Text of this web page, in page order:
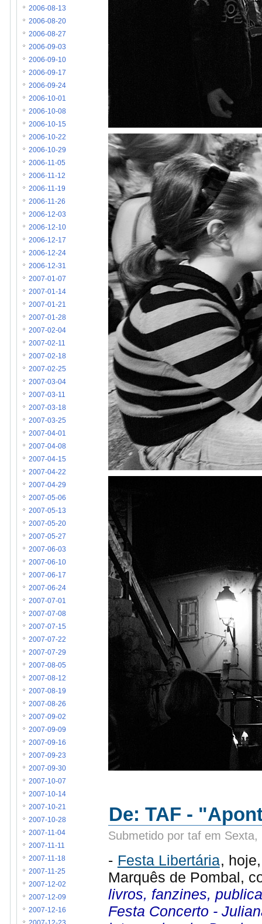
De: TAF -
Submetido por taf em
- Festa Libertária,
Marquês de Pombal,
livros, fanzines,
Festa Concerto -
2006-08-13
2006-08-20
2006-08-27
2006-09-03
2006-09-10
2006-09-17
2006-09-24
2006-10-01
2006-10-08
2006-10-15
2006-10-22
2006-10-29
2006-11-05
2006-11-12
2006-11-19
2006-11-26
2006-12-03
2006-12-10
2006-12-17
2006-12-24
2006-12-31
2007-01-07
2007-01-14
2007-01-21
2007-01-28
2007-02-04
2007-02-11
2007-02-18
2007-02-25
2007-03-04
2007-03-11
2007-03-18
2007-03-25
2007-04-01
2007-04-08
2007-04-15
2007-04-22
2007-04-29
2007-05-06
2007-05-13
2007-05-20
2007-05-27
2007-06-03
2007-06-10
2007-06-17
2007-06-24
2007-07-01
2007-07-08
2007-07-15
2007-07-22
2007-07-29
2007-08-05
2007-08-12
2007-08-19
2007-08-26
2007-09-02
2007-09-09
2007-09-16
2007-09-23
2007-09-30
2007-10-07
2007-10-14
2007-10-21
2007-10-28
2007-11-04
2007-11-11
2007-11-18
2007-11-25
2007-12-02
2007-12-09
2007-12-16